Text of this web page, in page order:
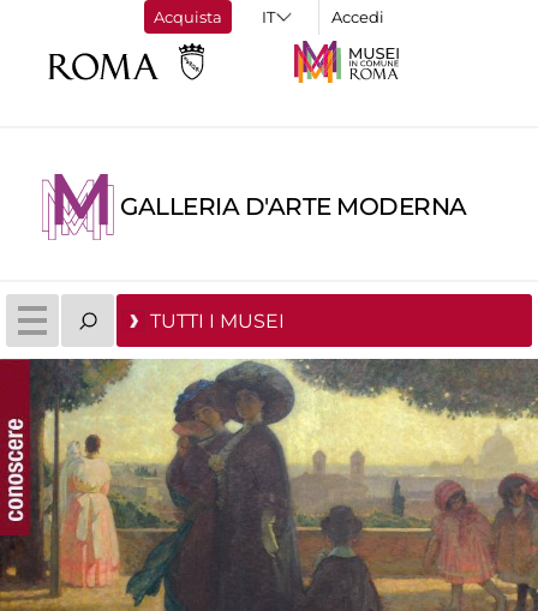
Acquista Accedi
GALLERIA D'ARTE MODERNA
TUTTI I MUSEI